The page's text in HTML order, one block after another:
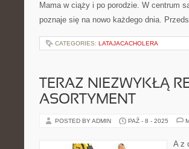
Mama w ciąży i po porodzie. W centrum
poznaje się na nowo każdego dnia.
CATEGORIES: LATAJACACHOLERA
TERAZ NIEZWYKŁĄ
ASORTYMENT
POSTED BY ADMIN PAŹ - 8 - 2025
A z